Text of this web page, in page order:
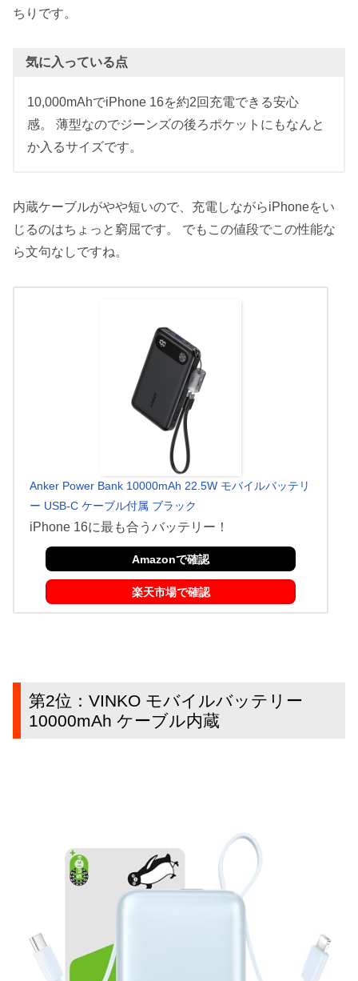
ちりです。
気に入っている点
10,000mAhでiPhone 16を約2回充電できる安心
感。 薄型なのでジーンズの後ろポケットにもなんと
か入るサイズです。
内蔵ケーブルがやや短いので、充電しながらiPhoneをい
じるのはちょっと窮屈です。 でもこの値段でこの性能な
ら文句なしですね。
Anker Power Bank 10000mAh 22.5W モバイルバッテリ
ー USB-C ケーブル付属 ブラック
iPhone 16に最も合うバッテリー！
Amazonで確認
楽天市場で確認
第2位：VINKO モバイルバッテリー
10000mAh ケーブル内蔵